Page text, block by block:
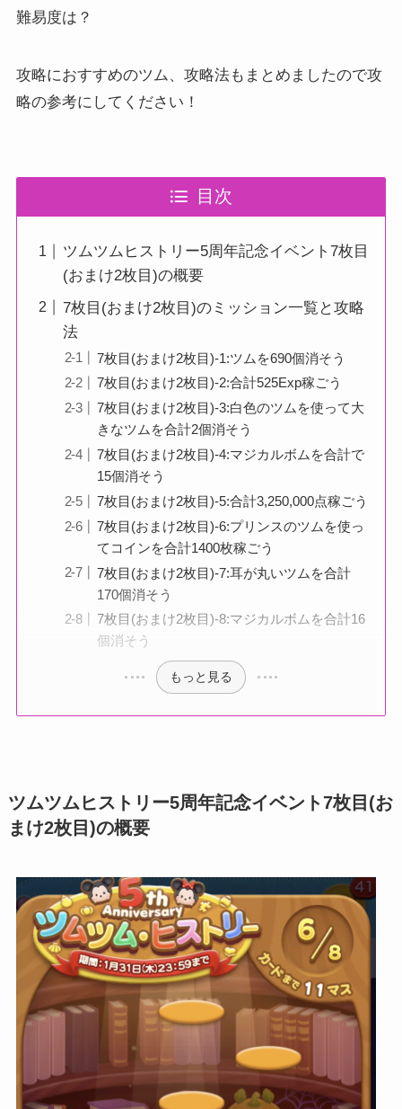
難易度は？
攻略におすすめのツム、攻略法もまとめましたので攻
略の参考にしてください！
目次
ツムツムヒストリー5周年記念イベント7枚目
(おまけ2枚目)の概要
7枚目(おまけ2枚目)のミッション一覧と攻略
法
7枚目(おまけ2枚目)-1:ツムを690個消そう
7枚目(おまけ2枚目)-2:合計525Exp稼ごう
7枚目(おまけ2枚目)-3:白色のツムを使って大
きなツムを合計2個消そう
7枚目(おまけ2枚目)-4:マジカルボムを合計で
15個消そう
7枚目(おまけ2枚目)-5:合計3,250,000点稼ごう
7枚目(おまけ2枚目)-6:プリンスのツムを使っ
てコインを合計1400枚稼ごう
7枚目(おまけ2枚目)-7:耳が丸いツムを合計
170個消そう
7枚目(おまけ2枚目)-8:マジカルボムを合計16
個消そう
もっと見る
ツムツムヒストリー5周年記念イベント7枚目(お
まけ2枚目)の概要